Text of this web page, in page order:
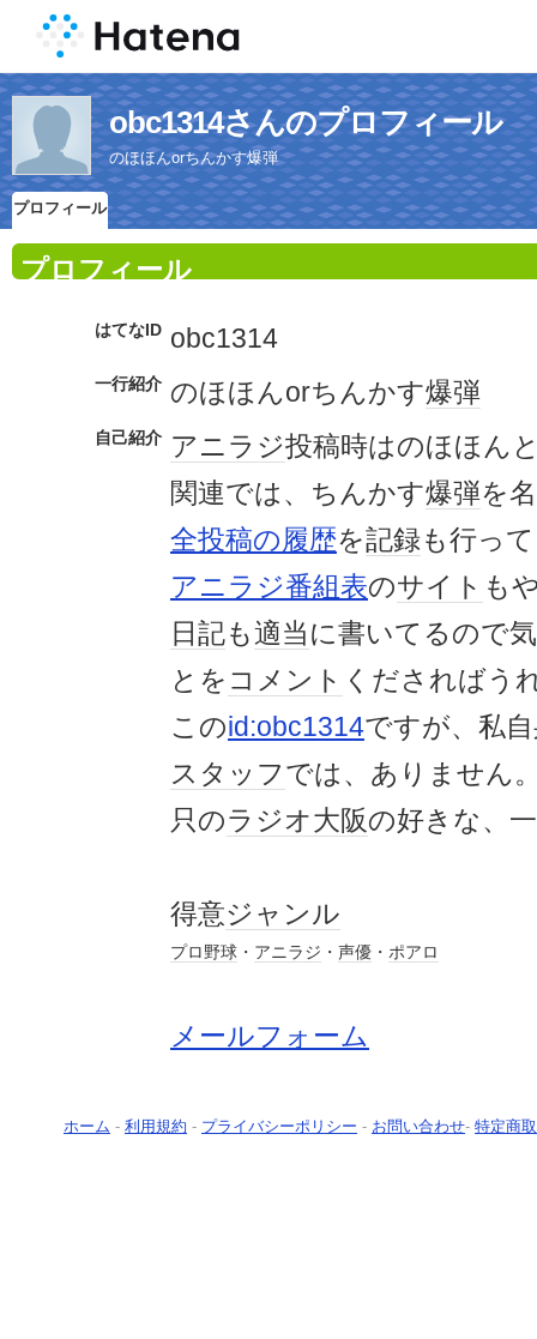
obc1314さんのプロフィール
のほほんorちんかす爆弾
プロフィール
プロフィール
はてなID obc1314
一行紹介 のほほんorちんかす爆弾
自己紹介 アニラジ投稿時はのほほん
関連では、ちんかす爆弾を
全投稿の履歴を記録も行っ
アニラジ番組表のサイト も
日記も適当に書いてるので
とを コメント くださればう
このid:obc1314ですが、私
スタッフでは、ありません
只のラジオ大阪の好きな、一
得意ジャンル
プロ野球 ・ アニラジ ・ 声優 ・ ポアロ
メールフォーム
ホーム - 利用規約 - プライバシーポリシー - お問い合わせ- 特定商